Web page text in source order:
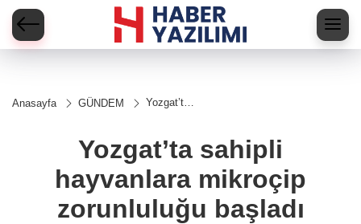
Anasayfa GÜNDEM
Yozgat’ta
mikroçip
zorunluluğu
Yozgat’ta sahipli
hayvanlara mikroçip
zorunluluğu başladı